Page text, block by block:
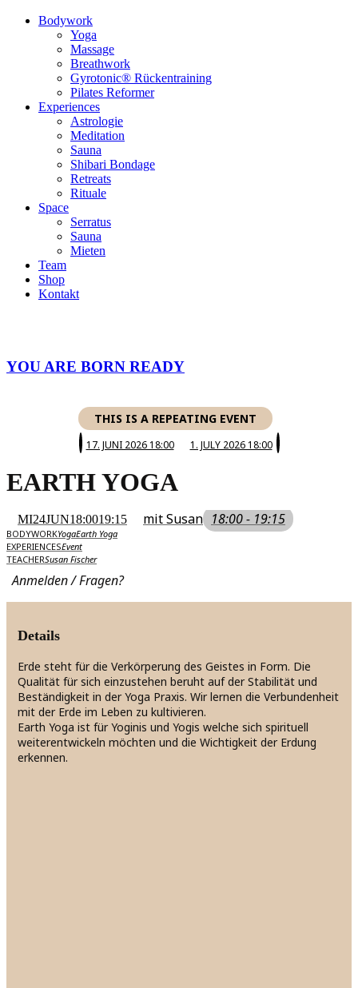
Bodywork
Yoga
Massage
Breathwork
Gyrotonic® Rückentraining
Pilates Reformer
Experiences
Astrologie
Meditation
Sauna
Shibari Bondage
Retreats
Rituale
Space
Serratus
Sauna
Mieten
Team
Shop
Kontakt
YOU ARE BORN READY
THIS IS A REPEATING EVENT
17. JUNI 2026 18:00 1. JULY 2026 18:00
EARTH YOGA
MI24JUN18:0019:15 mit Susan 18:00 - 19:15
BODYWORKYogaEarth Yoga
EXPERIENCESEvent
TEACHERSusan Fischer
Anmelden / Fragen?
Details
Erde steht für die Verkörperung des Geistes in Form. Die
Qualität für sich einzustehen beruht auf der Stabilität und
Beständigkeit in der Yoga Praxis. Wir lernen die Verbundenheit
mit der Erde im Leben zu kultivieren.
Earth Yoga ist für Yoginis und Yogis welche sich spirituell
weiterentwickeln möchten und die Wichtigkeit der Erdung
erkennen.